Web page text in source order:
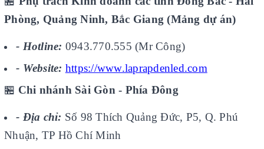
Phòng, Quảng Ninh, Bắc Giang (Mảng dự án)
- Hotline: 0943.770.555 (Mr Công)
- Website: https://www.laprapdenled.com
🏪 Chi nhánh Sài Gòn - Phía Đông
- Địa chỉ: Số 98 Thích Quảng Đức, P5, Q. Phú
Nhuận, TP Hồ Chí Minh